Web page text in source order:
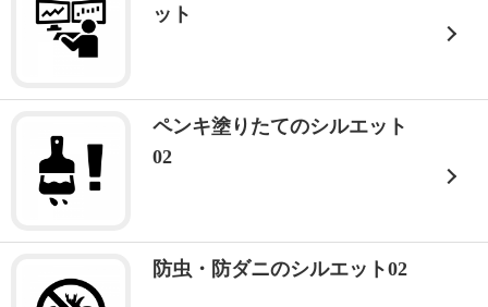
ット
ペンキ塗りたてのシルエット
02
防虫・防ダニのシルエット02